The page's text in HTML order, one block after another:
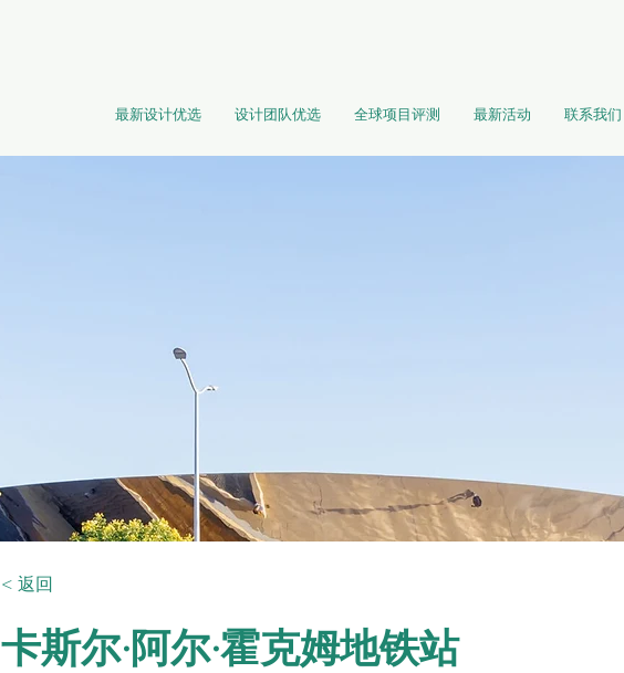
最新设计优选 设计团队优选 全球项目评测 最新活动 联系我们
< 返回
卡斯尔·阿尔·霍克姆地铁站